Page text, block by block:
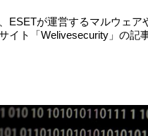
ESETが運営するマルウェア
イト「Welivesecurity」の記